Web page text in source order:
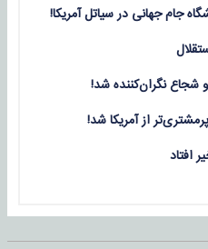
جام جهانی در سیاتل آمریکا!
شجاع نگران‌کننده شد!
از آمریکا شد!
افتاد